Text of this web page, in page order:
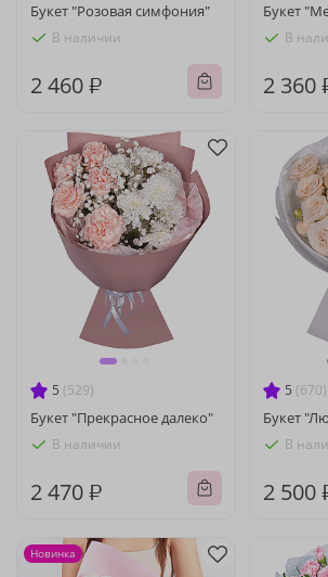
Букет "Розовая симфония"
В наличии
2 460 ₽
Букет
В
2 360
5 (529)
Букет "Прекрасное далеко"
В наличии
2 470 ₽
5 (670)
Букет
В
2 500
Новинка